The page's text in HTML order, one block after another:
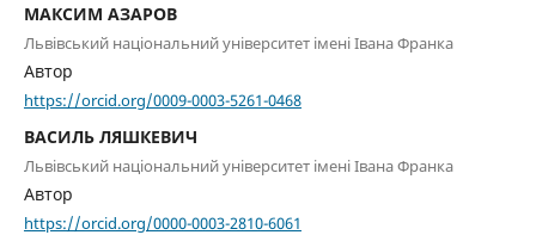
МАКСИМ AЗАРОВ
Львівський національний університет імені Івана Франка
Автор
https://orcid.org/0009-0003-5261-0468
ВАСИЛЬ ЛЯШКЕВИЧ
Львівський національний університет імені Івана Франка
Автор
https://orcid.org/0000-0003-2810-6061